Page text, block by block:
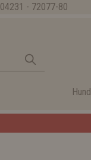
04231 - 72077-80
Hund